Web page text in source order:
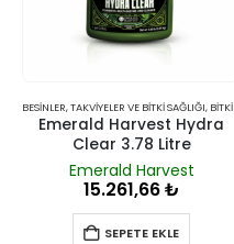
BESINLER, TAKVIYELER VE BITKI SAĞLIĞI, BITKI BESINLERI VE TAKVIYELERI
Emerald Harvest Hydra
Clear 3.78 Litre
Emerald Harvest
15.261,66₺
SEPETE EKLE